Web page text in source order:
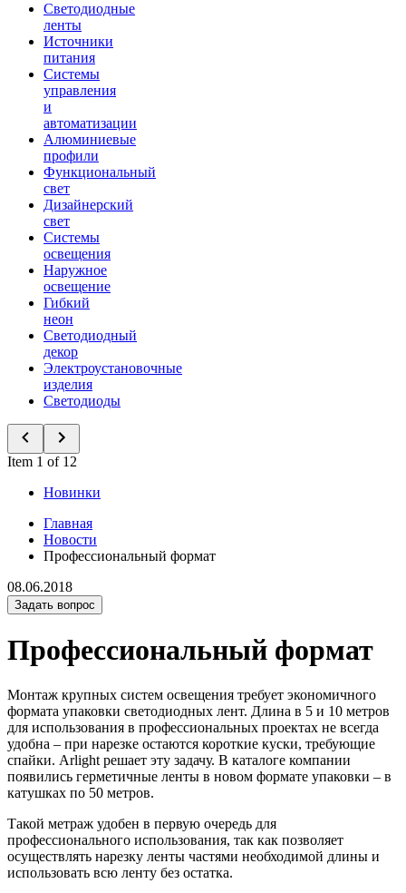
Светодиодные
ленты
Источники
питания
Системы
управления
и
автоматизации
Алюминиевые
профили
Функциональный
свет
Дизайнерский
свет
Системы
освещения
Наружное
освещение
Гибкий
неон
Светодиодный
декор
Электроустановочные
изделия
Светодиоды
Item 1 of 12
Новинки
Главная
Новости
Профессиональный формат
08.06.2018
Задать вопрос
Профессиональный формат
Монтаж крупных систем освещения требует экономичного
формата упаковки светодиодных лент. Длина в 5 и 10 метров
для использования в профессиональных проектах не всегда
удобна – при нарезке остаются короткие куски, требующие
спайки. Arlight решает эту задачу. В каталоге компании
появились герметичные ленты в новом формате упаковки – в
катушках по 50 метров.
Такой метраж удобен в первую очередь для
профессионального использования, так как позволяет
осуществлять нарезку ленты частями необходимой длины и
использовать всю ленту без остатка.